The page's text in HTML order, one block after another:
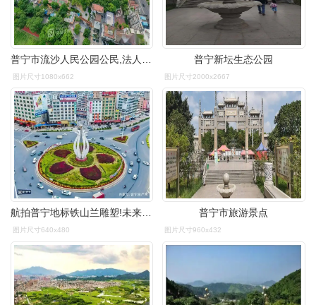
图片尺寸1080x662
普宁新坛生态公园
图片尺寸2000x2667
航拍普宁地标铁山兰雕塑!未来是否也要为交通让路?
图片尺寸640x480
普宁市旅游景点
图片尺寸960x432